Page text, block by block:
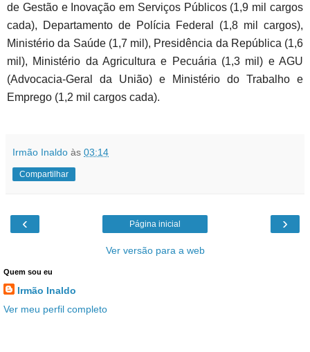
de Gestão e Inovação em Serviços Públicos (1,9 mil cargos
cada), Departamento de Polícia Federal (1,8 mil cargos),
Ministério da Saúde (1,7 mil), Presidência da República (1,6
mil), Ministério da Agricultura e Pecuária (1,3 mil) e AGU
(Advocacia-Geral da União) e Ministério do Trabalho e
Emprego (1,2 mil cargos cada).
Irmão Inaldo às 03:14
Compartilhar
‹ ›
Página inicial
Ver versão para a web
Quem sou eu
Irmão Inaldo
Ver meu perfil completo